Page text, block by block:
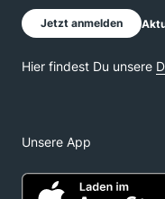
Unsere App